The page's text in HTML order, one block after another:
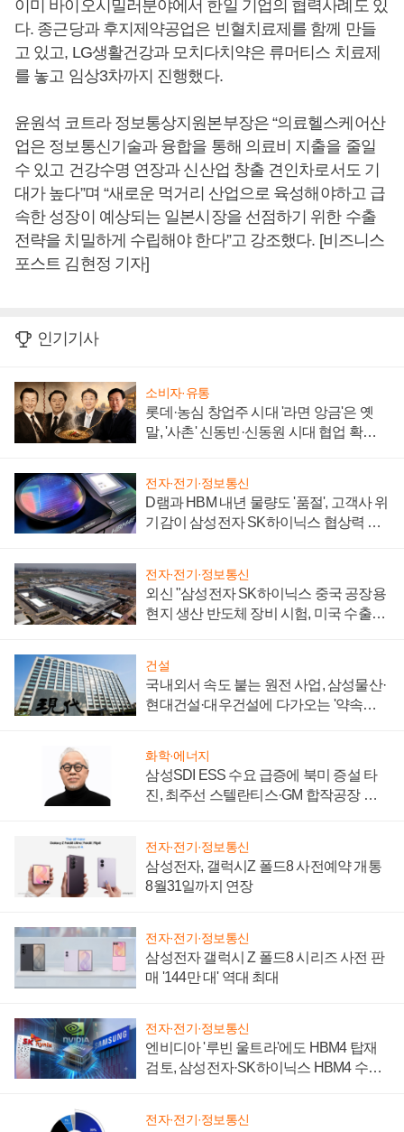
이미 바이오시밀러분야에서 한일 기업의 협력사례도 있
다. 종근당과 후지제약공업은 빈혈치료제를 함께 만들
고 있고, LG생활건강과 모치다치약은 류머티스 치료제
를 놓고 임상3차까지 진행했다.
윤원석 코트라 정보통상지원본부장은 “의료헬스케어산
업은 정보통신기술과 융합을 통해 의료비 지출을 줄일
수 있고 건강수명 연장과 신산업 창출 견인차로서도 기
대가 높다”며 “새로운 먹거리 산업으로 육성해야하고 급
속한 성장이 예상되는 일본시장을 선점하기 위한 수출
전략을 치밀하게 수립해야 한다”고 강조했다. [비즈니스
포스트 김현정 기자]
인기기사
소비자·유통
롯데·농심 창업주 시대 '라면 앙금'은 옛
말, '사촌' 신동빈·신동원 시대 협업 확대
전자·전기·정보통신
D램과 HBM 내년 물량도 '품절', 고객사 위
기감이 삼성전자 SK하이닉스 협상력 더
전자·전기·정보통신
외신 "삼성전자 SK하이닉스 중국 공장용
현지 생산 반도체 장비 시험, 미국 수출통
건설
국내외서 속도 붙는 원전 사업, 삼성물산·
현대건설·대우건설에 다가오는 '약속의
화학·에너지
삼성SDI ESS 수요 급증에 북미 증설 타
진, 최주선 스텔란티스·GM 합작공장 건
전자·전기·정보통신
삼성전자, 갤럭시Z 폴드8 사전예약 개통
8월31일까지 연장
전자·전기·정보통신
삼성전자 갤럭시 Z 폴드8 시리즈 사전 판
매 '144만 대' 역대 최대
전자·전기·정보통신
엔비디아 '루빈 울트라'에도 HBM4 탑재
검토, 삼성전자·SK하이닉스 HBM4 수율
전자·전기·정보통신